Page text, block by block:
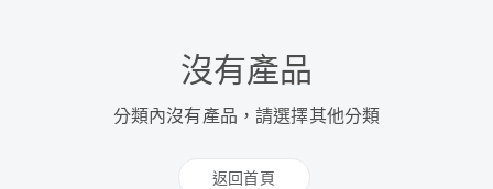
沒有產品
分類內沒有產品，請選擇其他分類
返回首頁